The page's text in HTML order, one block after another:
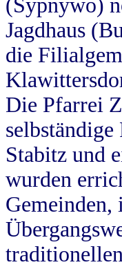
(Sypnywo)
Jagdhaus
die
Die Pfarrei
Stabitz und
wurden
Gemeinden,